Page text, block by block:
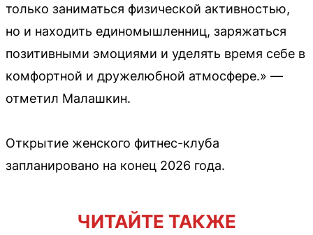
только заниматься физической активностью,
но и находить единомышленниц, заряжаться
позитивными эмоциями и уделять время себе в
комфортной и дружелюбной атмосфере.» —
отметил Малашкин.
Открытие женского фитнес-клуба
запланировано на конец 2026 года.
ЧИТАЙТЕ ТАКЖЕ